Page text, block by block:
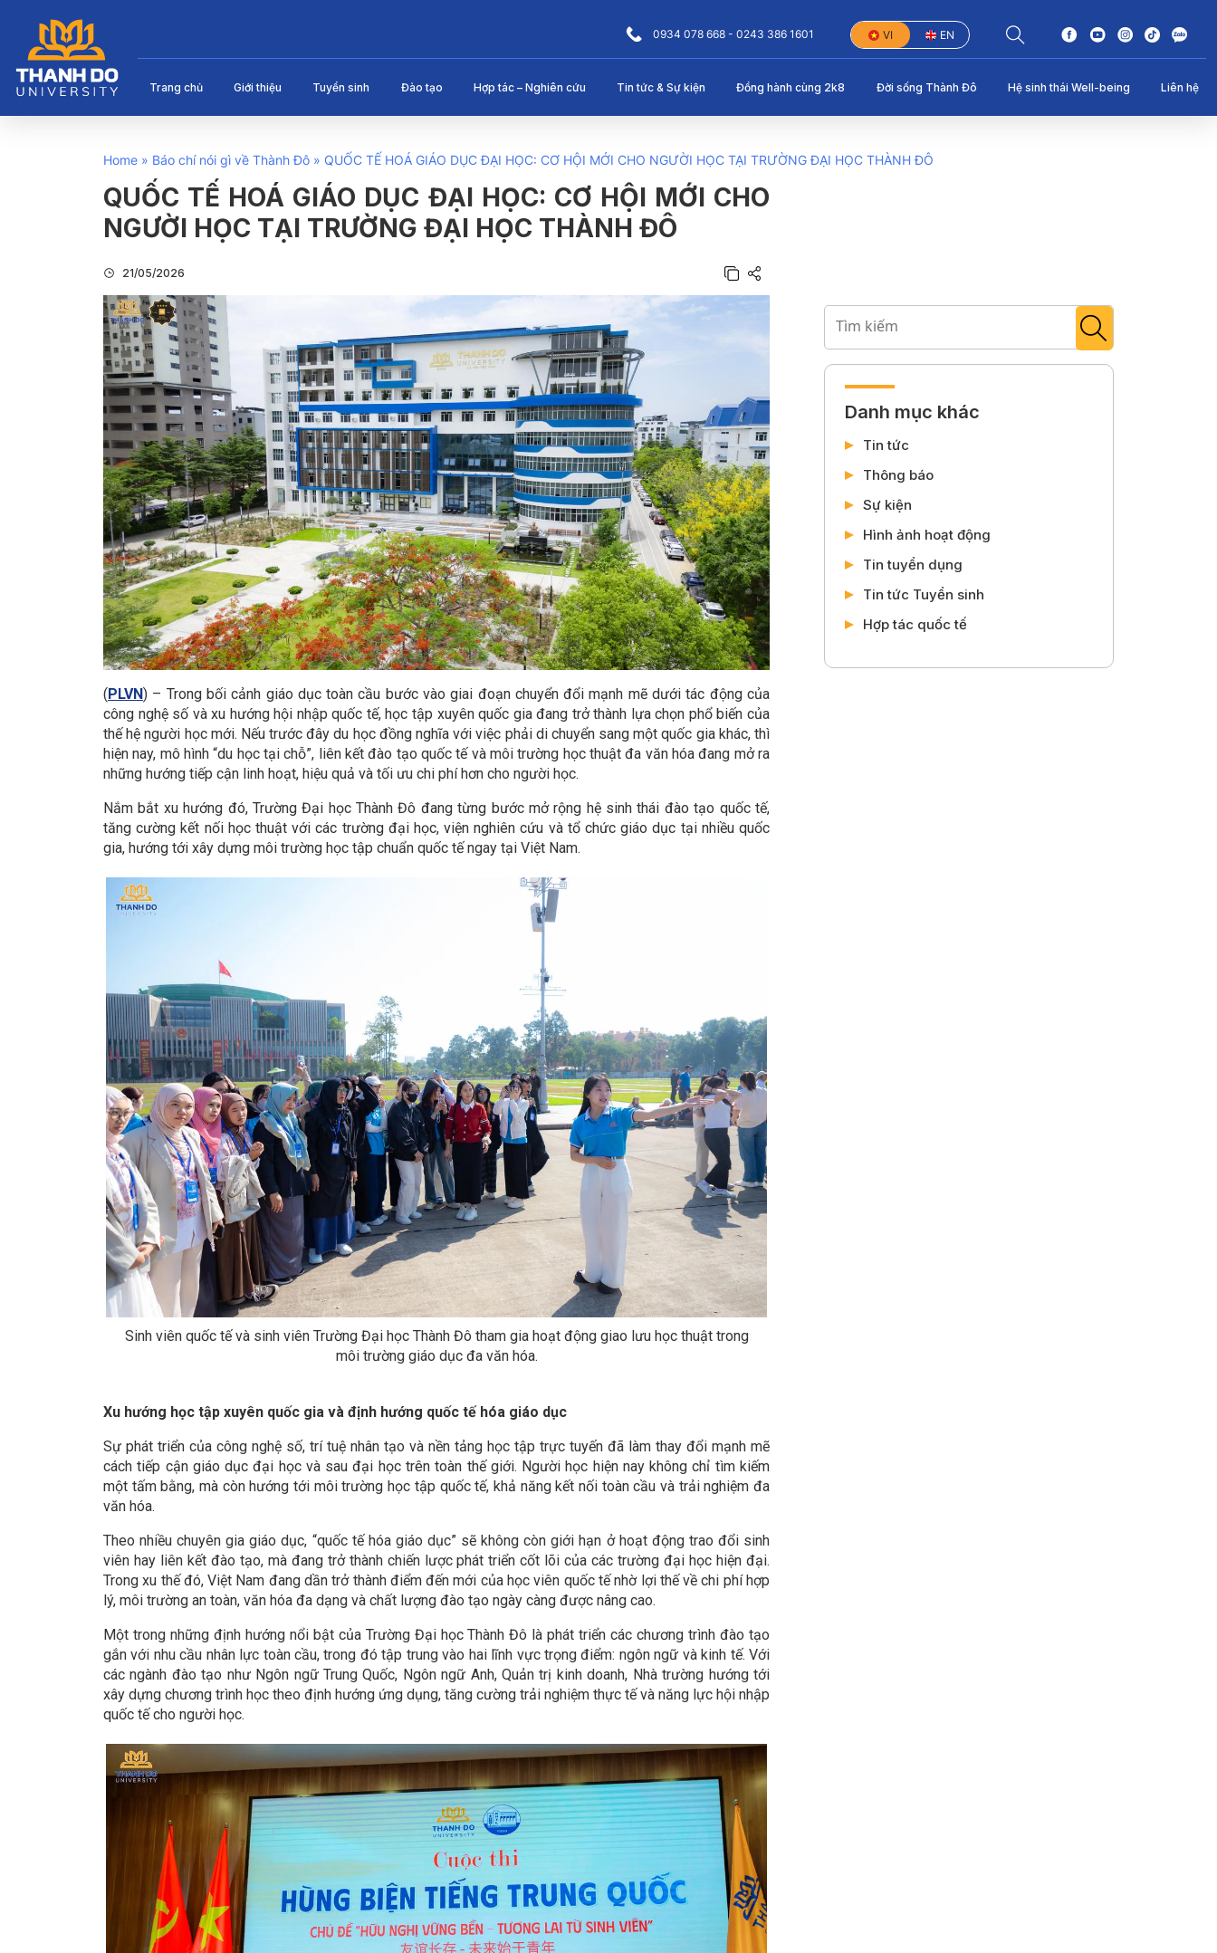
0934 078 668 - 0243 386 1601 VI EN
Trang chủ Giới thiệu Tuyển sinh Đào tạo Hợp tác – Nghiên cứu Tin tức & Sự kiện Đồng hành cùng 2k8 Đời sống Thành Đô Hệ sinh thái Well-being Liên hệ
Home » Báo chí nói gì về Thành Đô » QUỐC TẾ HOÁ GIÁO DỤC ĐẠI HỌC: CƠ HỘI MỚI CHO NGƯỜI HỌC TẠI TRƯỜNG ĐẠI HỌC THÀNH ĐÔ
QUỐC TẾ HOÁ GIÁO DỤC ĐẠI HỌC: CƠ HỘI MỚI CHO
NGƯỜI HỌC TẠI TRƯỜNG ĐẠI HỌC THÀNH ĐÔ
21/05/2026
(PLVN) – Trong bối cảnh giáo dục toàn cầu bước vào giai đoạn chuyển đổi mạnh mẽ dưới tác động của
công nghệ số và xu hướng hội nhập quốc tế, học tập xuyên quốc gia đang trở thành lựa chọn phổ biến của
thế hệ người học mới. Nếu trước đây du học đồng nghĩa với việc phải di chuyển sang một quốc gia khác, thì
hiện nay, mô hình “du học tại chỗ”, liên kết đào tạo quốc tế và môi trường học thuật đa văn hóa đang mở ra
những hướng tiếp cận linh hoạt, hiệu quả và tối ưu chi phí hơn cho người học.
Nắm bắt xu hướng đó, Trường Đại học Thành Đô đang từng bước mở rộng hệ sinh thái đào tạo quốc tế,
tăng cường kết nối học thuật với các trường đại học, viện nghiên cứu và tổ chức giáo dục tại nhiều quốc
gia, hướng tới xây dựng môi trường học tập chuẩn quốc tế ngay tại Việt Nam.
Sinh viên quốc tế và sinh viên Trường Đại học Thành Đô tham gia hoạt động giao lưu học thuật trong
môi trường giáo dục đa văn hóa.
Xu hướng học tập xuyên quốc gia và định hướng quốc tế hóa giáo dục
Sự phát triển của công nghệ số, trí tuệ nhân tạo và nền tảng học tập trực tuyến đã làm thay đổi mạnh mẽ
cách tiếp cận giáo dục đại học và sau đại học trên toàn thế giới. Người học hiện nay không chỉ tìm kiếm
một tấm bằng, mà còn hướng tới môi trường học tập quốc tế, khả năng kết nối toàn cầu và trải nghiệm đa
văn hóa.
Theo nhiều chuyên gia giáo dục, “quốc tế hóa giáo dục” sẽ không còn giới hạn ở hoạt động trao đổi sinh
viên hay liên kết đào tạo, mà đang trở thành chiến lược phát triển cốt lõi của các trường đại học hiện đại.
Trong xu thế đó, Việt Nam đang dần trở thành điểm đến mới của học viên quốc tế nhờ lợi thế về chi phí hợp
lý, môi trường an toàn, văn hóa đa dạng và chất lượng đào tạo ngày càng được nâng cao.
Một trong những định hướng nổi bật của Trường Đại học Thành Đô là phát triển các chương trình đào tạo
gắn với nhu cầu nhân lực toàn cầu, trong đó tập trung vào hai lĩnh vực trọng điểm: ngôn ngữ và kinh tế. Với
các ngành đào tạo như Ngôn ngữ Trung Quốc, Ngôn ngữ Anh, Quản trị kinh doanh, Nhà trường hướng tới
xây dựng chương trình học theo định hướng ứng dụng, tăng cường trải nghiệm thực tế và năng lực hội nhập
quốc tế cho người học.
Danh mục khác
Tin tức
Thông báo
Sự kiện
Hình ảnh hoạt động
Tin tuyển dụng
Tin tức Tuyển sinh
Hợp tác quốc tế